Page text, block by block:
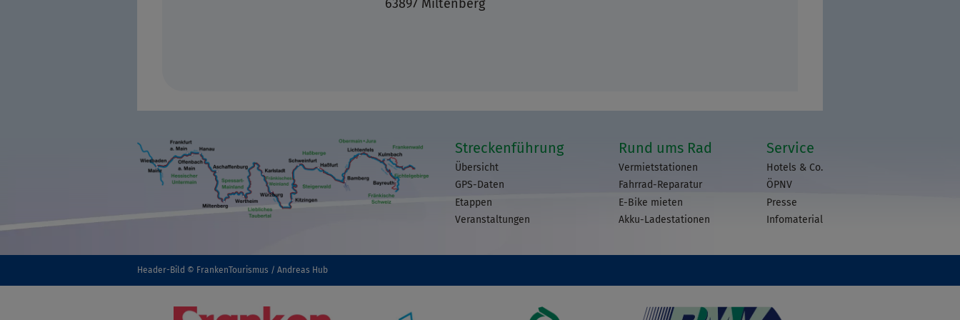
63897 Miltenberg
Streckenführung
Übersicht
GPS-Daten
Etappen
Veranstaltungen
Rund ums Rad
Vermietstationen
Fahrrad-Reparatur
E-Bike mieten
Akku-Ladestationen
Service
Hotels & Co.
ÖPNV
Presse
Infomaterial
Header-Bild © FrankenTourismus / Andreas Hub